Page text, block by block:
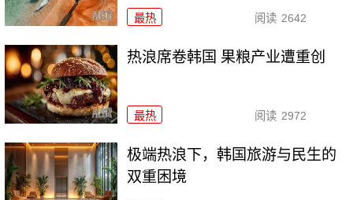
最热 阅读 2642
热浪席卷韩国 果粮产业遭重创
最热 阅读 2972
极端热浪下，韩国旅游与民生的
双重困境